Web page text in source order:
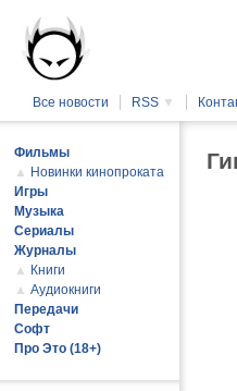
Все новости RSS ▼
Фильмы
▲ Новинки кинопроката
Игры
Музыка
Сериалы
Журналы
▲ Книги
▲ Аудиокниги
Передачи
Софт
Про Это (18+)